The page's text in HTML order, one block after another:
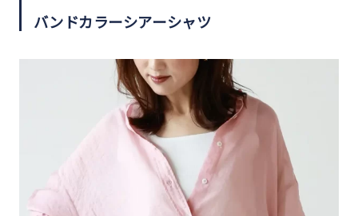
バンドカラーシアーシャツ